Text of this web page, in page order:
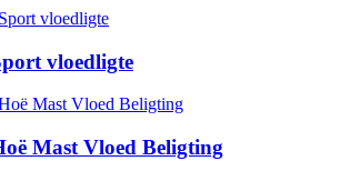
vloedligte
Mast Vloed Beligting